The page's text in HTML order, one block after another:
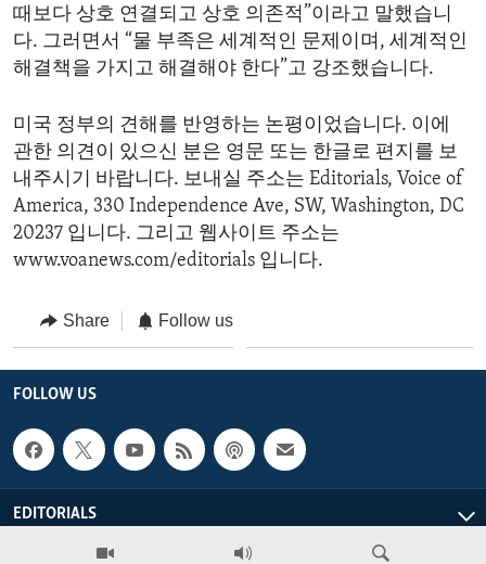
때보다 상호 연결되고 상호 의존적”이라고 말했습니
다. 그러면서 “물 부족은 세계적인 문제이며, 세계적인
해결책을 가지고 해결해야 한다”고 강조했습니다.
미국 정부의 견해를 반영하는 논평이었습니다. 이에
관한 의견이 있으신 분은 영문 또는 한글로 편지를 보
내주시기 바랍니다. 보내실 주소는 Editorials, Voice of
America, 330 Independence Ave, SW, Washington, DC
20237 입니다. 그리고 웹사이트 주소는
www.voanews.com/editorials 입니다.
Share Follow us
FOLLOW US
EDITORIALS